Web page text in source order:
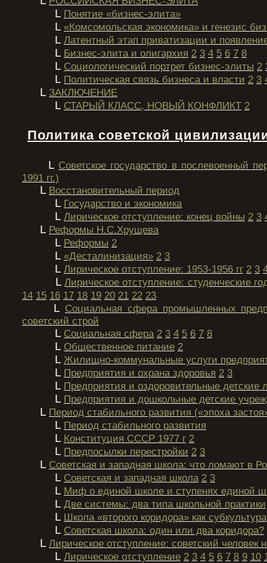
L Понятие «бизнес-элита»
L «Комсомольская экономика» и генезис
L Латентный этап приватизации и
L Бизнес-элита и олигархия 2 3 4 5 6 7 8
L Социологический портрет бизнес-элиты 2
L Политическая связь бизнеса и власти 2 3
L ЗАКЛЮЧЕНИЕ
L СТАРЫЙ КЛАСС, НОВЫЙ КОНФЛИКТ 2
Политика советской
L Советское государство в послевоенный
1991 гг.)
L Восстановительный период
L Государство и экономика
L Лирическое отступление: конец войны 2 3
L Реформы Н.С.Хрущева
L Реформы 2
L «Десталинизация» 2 3
L Лирическое отступление: 1953-1956 гг 2 3
LЛирическое отступление: студенческие
14 15 16 17 18 19 20 21 22 23
L Социальная сфера промышленных
советский строй
L Социальная сфера 2 3 4 5 6 7 8
L Общественное питание 2
L Жилищно-коммунальные услуги
L Предприятия и охрана здоровья 2 3
L Предприятия и оздоровительные детские
L Предприятия и дошкольные детские
L Период стабильного развития («эпоха
L Период стабильного развития
L Конституция СССР 1977 г 2
L Предпосылки перестройки 2 3
L Советская и западная школа: что ломают в
L Советская и западная школа 2 3
L Миф о единой школе и ступенях единой
L Две системы: два типа школьной пpактики
L Школа «втоpого коpидоpа» как субкультуpа
L Советская школа: один или два коpидоpа?
L Лирическое отступление: советский человек
L Лирическое отступление 2 3 4 5 6 7 8 9 10